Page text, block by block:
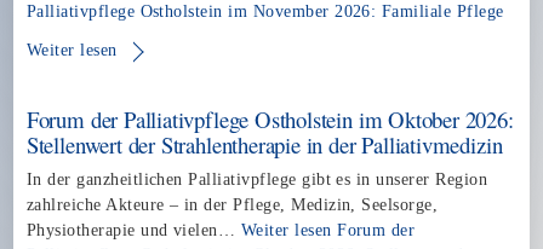
Palliativpflege Ostholstein im November 2026: Familiale Pflege
Weiter lesen
Forum der Palliativpflege Ostholstein im Oktober 2026:
Stellenwert der Strahlentherapie in der Palliativmedizin
In der ganzheitlichen Palliativpflege gibt es in unserer Region
zahlreiche Akteure – in der Pflege, Medizin, Seelsorge,
Physiotherapie und vielen… Weiter lesen Forum der